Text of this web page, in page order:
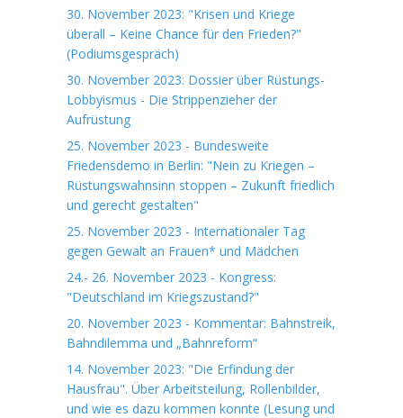
30. November 2023: "Krisen und Kriege
überall – Keine Chance für den Frieden?"
(Podiumsgespräch)
30. November 2023: Dossier über Rüstungs-
Lobbyismus - Die Strippenzieher der
Aufrüstung
25. November 2023 - Bundesweite
Friedensdemo in Berlin: "Nein zu Kriegen –
Rüstungswahnsinn stoppen – Zukunft friedlich
und gerecht gestalten"
25. November 2023 - Internationaler Tag
gegen Gewalt an Frauen* und Mädchen
24.- 26. November 2023 - Kongress:
"Deutschland im Kriegszustand?"
20. November 2023 - Kommentar: Bahnstreik,
Bahndilemma und „Bahnreform“
14. November 2023: "Die Erfindung der
Hausfrau". Über Arbeitsteilung, Rollenbilder,
und wie es dazu kommen konnte (Lesung und